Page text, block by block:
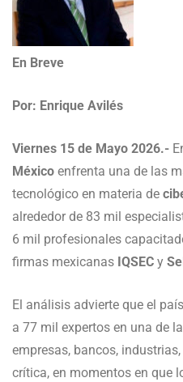
En Breve
Por: Enrique Avilés
Viernes 15 de Mayo 2026.-
México enfrenta una de las
tecnológico en materia de
alrededor de 83 mil
6 mil profesionales
firmas mexicanas IQSEC y
El análisis advierte que el
a 77 mil expertos en una de
empresas, bancos,
crítica, en momentos en que